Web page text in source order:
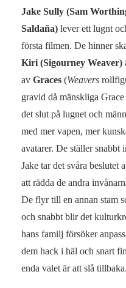
Jake Sully (Sam
Saldaña) lever ett lugnt
första filmen. De hinner
Kiri (Sigourney Weaver)
av Graces (Weavers
gravid då mänskliga
det slut på lugnet och
med mer vapen, mer
avatarer. De ställer
Jake tar det svåra beslutet
att rädda de andra
De flyr till en annan stam
och snabbt blir det
hans familj försöker
dem hack i häl och snart
enda valet är att slå tillbaka.